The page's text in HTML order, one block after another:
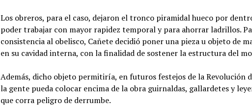
Los obreros, para el caso, dejaron el tronco piramidal hueco por
poder trabajar con mayor rapidez temporal y para ahorrar ladrillos.
consistencia al obelisco, Cañete decidió poner una pieza u objeto de
en su cavidad interna, con la finalidad de sostener la estructura del
Además, dicho objeto permitiría, en futuros festejos de la Revolución
la gente pueda colocar encima de la obra guirnaldas, gallardetes y
que corra peligro de derrumbe.